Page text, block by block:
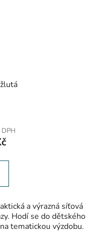
a výrazná síťová
Hodí se do dětského
tematickou výzdobu.